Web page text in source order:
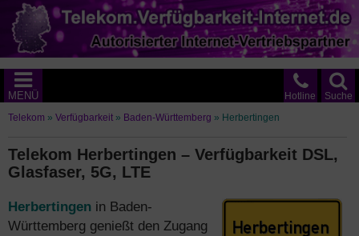
Suche
Hotline
MENÜ
Telekom » Verfügbarkeit » Baden-Württemberg » Herbertingen
Telekom Herbertingen – Verfügbarkeit DSL,
Glasfaser, 5G, LTE
Herbertingen in Baden-
Württemberg genießt den Zugang